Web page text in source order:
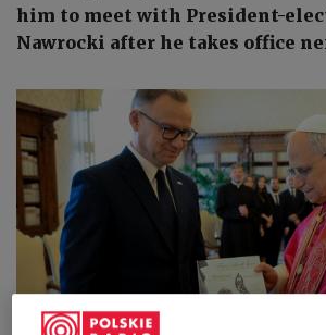
him to meet with President-
Nawrocki after he takes office